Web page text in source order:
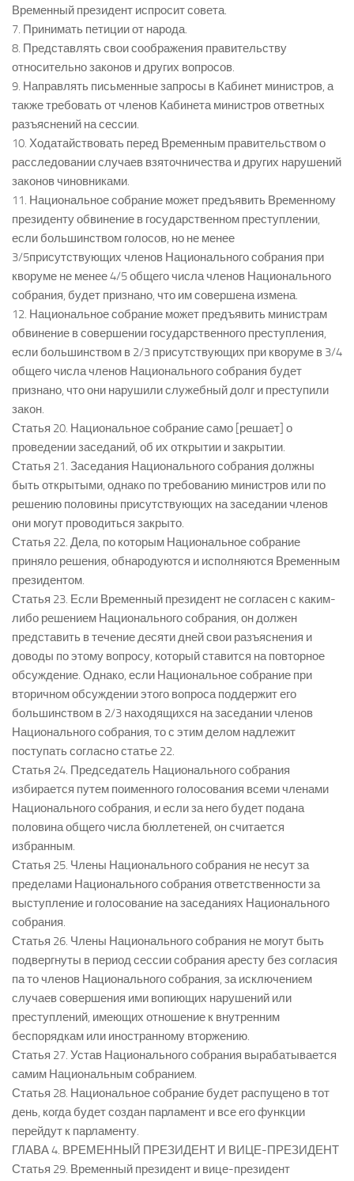
Временный президент испросит совета.
7. Принимать петиции от народа.
8. Представлять свои соображения правительству
относительно законов и других вопросов.
9. Направлять письменные запросы в Кабинет министров, а
также требовать от членов Кабинета министров ответных
разъяснений на сессии.
10. Ходатайствовать перед Временным правительством о
расследовании случаев взяточничества и других нарушений
законов чиновниками.
11. Национальное собрание может предъявить Временному
президенту обвинение в государственном преступлении,
если большинством голосов, но не менее
3/5присутствующих членов Национального собрания при
кворуме не менее 4/5 общего числа членов Национального
собрания, будет признано, что им совершена измена.
12. Национальное собрание может предъявить министрам
обвинение в совершении государственного преступления,
если большинством в 2/3 присутствующих при кворуме в 3/4
общего числа членов Национального собрания будет
признано, что они нарушили служебный долг и преступили
закон.
Статья 20. Национальное собрание само [решает] о
проведении заседаний, об их открытии и закрытии.
Статья 21. Заседания Национального собрания должны
быть открытыми, однако по требованию министров или по
решению половины присутствующих на заседании членов
они могут проводиться закрыто.
Статья 22. Дела, по которым Национальное собрание
приняло решения, обнародуются и исполняются Временным
президентом.
Статья 23. Если Временный президент не согласен с каким-
либо решением Национального собрания, он должен
представить в течение десяти дней свои разъяснения и
доводы по этому вопросу, который ставится на повторное
обсуждение. Однако, если Национальное собрание при
вторичном обсуждении этого вопроса поддержит его
большинством в 2/3 находящихся на заседании членов
Национального собрания, то с этим делом надлежит
поступать согласно статье 22.
Статья 24. Председатель Национального собрания
избирается путем поименного голосования всеми членами
Национального собрания, и если за него будет подана
половина общего числа бюллетеней, он считается
избранным.
Статья 25. Члены Национального собрания не несут за
пределами Национального собрания ответственности за
выступление и голосование на заседаниях Национального
собрания.
Статья 26. Члены Национального собрания не могут быть
подвергнуты в период сессии собрания аресту без согласия
па то членов Национального собрания, за исключением
случаев совершения ими вопиющих нарушений или
преступлений, имеющих отношение к внутренним
беспорядкам или иностранному вторжению.
Статья 27. Устав Национального собрания вырабатывается
самим Национальным собранием.
Статья 28. Национальное собрание будет распущено в тот
день, когда будет создан парламент и все его функции
перейдут к парламенту.
ГЛАВА 4. ВРЕМЕННЫЙ ПРЕЗИДЕНТ И ВИЦЕ-ПРЕЗИДЕНТ
Статья 29. Временный президент и вице-президент